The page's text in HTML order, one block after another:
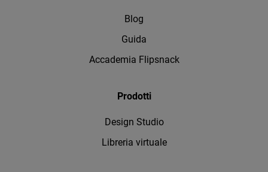
Blog
Guida
Accademia Flipsnack
Prodotti
Design Studio
Libreria virtuale